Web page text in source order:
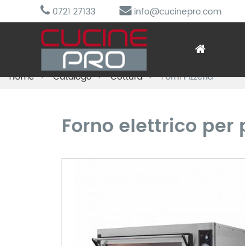
0721 27133 info@cucinepro.com
Home Catalogo Cottura Forni Pizzeria
Forno elettrico per